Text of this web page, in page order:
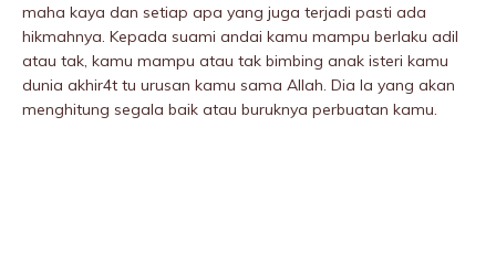
maha kaya dan setiap apa yang juga terjadi pasti ada
hikmahnya. Kepada suami andai kamu mampu berlaku adil
atau tak, kamu mampu atau tak bimbing anak isteri kamu
dunia akhir4t tu urusan kamu sama Allah. Dia la yang akan
menghitung segala baik atau buruknya perbuatan kamu.